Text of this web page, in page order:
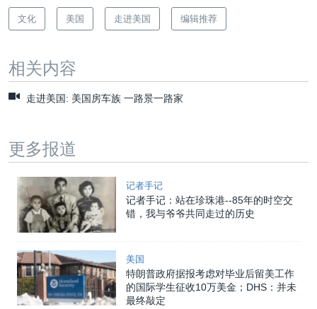
文化 美国 走进美国 编辑推荐
相关内容
走进美国: 美国房车族 一路景一路家
更多报道
记者手记
记者手记：站在珍珠港--85年的时空交
错，我与爷爷共同走过的历史
美国
特朗普政府据报考虑对毕业后留美工作
的国际学生征收10万美金；DHS：并未
最终敲定